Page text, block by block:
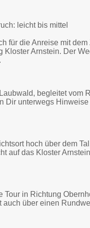
leicht bis mittel
für die Anreise mit dem
Arnstein. Der
begleitet vom
Dir unterwegs
hoch über dem
auf das Kloster
in Richtung
über einen